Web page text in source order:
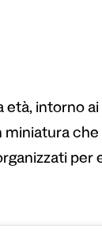
intorno
miniatura
per